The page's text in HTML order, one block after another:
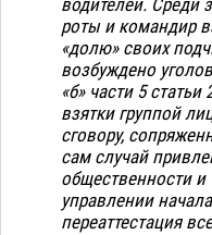
водителей. Среди
роты и командир
«долю» своих
возбуждено
«б» части 5
взятки группой
сговору,
сам случай
общественности
управлении
переаттестация